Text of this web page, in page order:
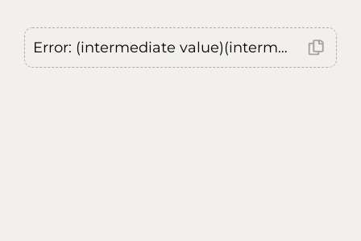
Error: (intermediate value)(intermediate value)(intermediate value).replaceAll is not a function